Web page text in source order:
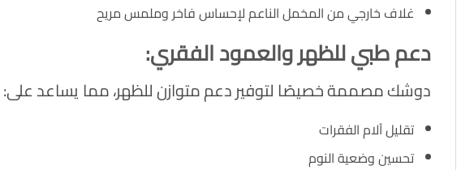
غلاف خارجي من المخمل الناعم لإحساس فاخر وملمس مريح
دعم طبي للظهر والعمود الفقري:
دوشك مصممة خصيصًا لتوفير دعم متوازن للظهر، مما يساعد على:
تقليل آلام الفقرات
تحسين وضعية النوم